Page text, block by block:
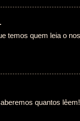
temos quem leia o
quantos lêem!